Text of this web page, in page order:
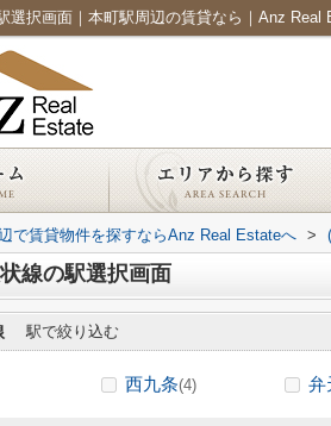
選択画面｜本町駅周辺の賃貸なら｜Anz Real
で賃貸物件を探すならAnz Real Estateへ >
線の駅選択画面
駅で絞り込む
西九条(4) 弁